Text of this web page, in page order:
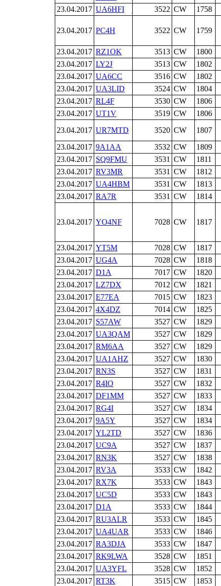
23.04.2017 UA6HFI 3522 CW 1758
23.04.2017 PC4H 3522 CW 1759
23.04.2017 RZ1OK 3513 CW
1800
23.04.2017 LY2J 3513 CW
1802
23.04.2017 UA6CC 3516 CW
1802
23.04.2017 UA3LID 3524 CW
1804
23.04.2017 RL4F 3530 CW
1806
23.04.2017 UT1V 3519 CW
1806
23.04.2017 UR7MTD 3520 CW
1807
23.04.2017 9A1AA 3532 CW
1809
23.04.2017 SQ9FMU 3531 CW
1811
23.04.2017 RV3MR 3531 CW
1812
23.04.2017 UA4HBM 3531 CW
1813
23.04.2017 RA7R 3531 CW 1814
23.04.2017 YO4NF 7028 CW 1817
23.04.2017 YT5M 7028 CW
1817
23.04.2017 UG4A 7028 CW
1818
23.04.2017 D1A 7017 CW
1820
23.04.2017 LZ7DX 7012 CW
1821
23.04.2017 E77EA 7015 CW
1823
23.04.2017 4X4DZ 7014 CW
1825
23.04.2017 S57AW 3527 CW
1829
23.04.2017 UA3QAM 3527 CW
1829
23.04.2017 RM6AA 3527 CW
1829
23.04.2017 UA1AHZ 3527 CW
1830
23.04.2017 RN3S 3527 CW
1831
23.04.2017 R4IO 3527 CW
1832
23.04.2017 DF1MM 3527 CW
1833
23.04.2017 RG4I 3527 CW
1834
23.04.2017 9A5Y 3527 CW
1834
23.04.2017 YL2TD 3527 CW
1836
23.04.2017 UC9A 3527 CW
1837
23.04.2017 RN3K 3527 CW
1838
23.04.2017 RV3A 3533 CW
1842
23.04.2017 RX7K 3533 CW
1843
23.04.2017 UC5D 3533 CW
1843
23.04.2017 D1A 3533 CW
1844
23.04.2017 RU3ALR 3533 CW
1845
23.04.2017 UA4UAR 3533 CW
1846
23.04.2017 RA3DJA 3533 CW
1847
23.04.2017 RK9LWA 3528 CW
1851
23.04.2017 UA3YFL 3528 CW
1852
23.04.2017 RT3K 3515 CW
1853